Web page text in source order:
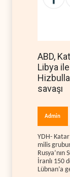
ABD,
Libya
savaşı
Admin
YDH-
milis
İranlı 150
Lübnan’a